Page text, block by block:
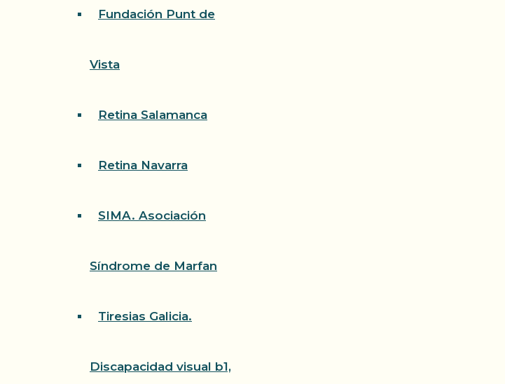
Fundación Punt de
Vista
Retina Salamanca
Retina Navarra
SIMA. Asociación
Síndrome de Marfan
Tiresias Galicia.
Discapacidad visual b1,